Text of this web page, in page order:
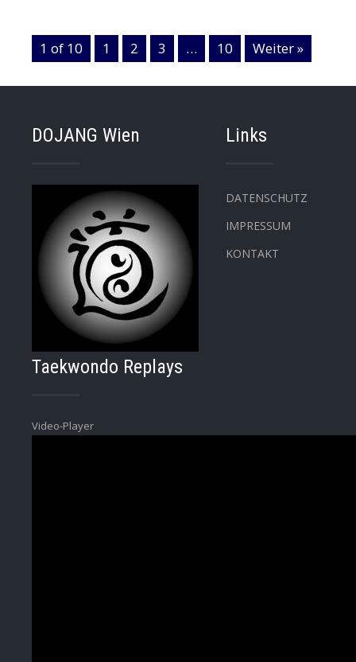
1 of 10 1 2 3 … 10 Weiter »
DOJANG Wien Links
DATENSCHUTZ
IMPRESSUM
KONTAKT
Taekwondo Replays
Video-Player